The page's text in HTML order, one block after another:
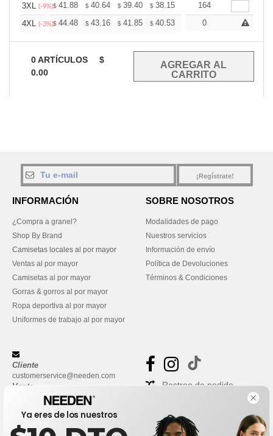
3XL (-9%)$ 41.88 $ 40.64 $ 39.40 $ 38.15 36.91
164
4XL (-3%)$ 44.48 $ 43.16 $ 41.85 $ 40.53 39.21
0
0ARTÍCULOS
$
0.00
¡Regístrate!
INFORMACIÓN
¿Compra a granel?
Shop By Brand
Camisetas locales al por mayor
Ventas al por mayor
Camisetas al por mayor
Gorras & gorros al por mayor
Ropa deportiva al por mayor
Uniformes de trabajo al por mayor
SOBRE NOSOTROS
Modalidades de pago
Nuestros servicios
Información de envío
Política de Devoluciones
Términos & Condiciones
Cliente
customerservice@needen.com
Venta
sales@needen.com
Rastreo de pedido
Ya eres de los nuestros